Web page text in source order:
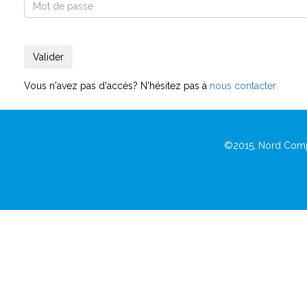
Vous n'avez pas d'accès? N'hésitez pas à nous contacter
©2015, Nord